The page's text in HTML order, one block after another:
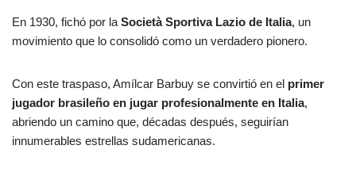
En 1930, fichó por la Società Sportiva Lazio de Italia, un
movimiento que lo consolidó como un verdadero pionero.
Con este traspaso, Amílcar Barbuy se convirtió en el primer
jugador brasileño en jugar profesionalmente en Italia,
abriendo un camino que, décadas después, seguirían
innumerables estrellas sudamericanas.